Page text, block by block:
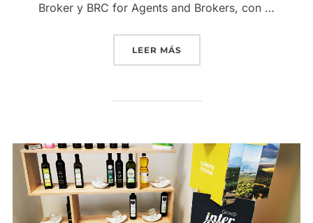
Broker y BRC for Agents and Brokers, con …
LEER MÁS«GRUPO INTERÓLEO